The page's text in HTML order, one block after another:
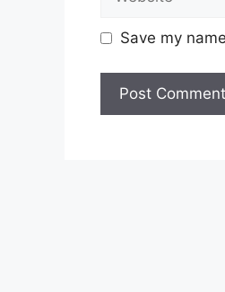
JAWATAN
Konstable
Untuk memohon
Save my